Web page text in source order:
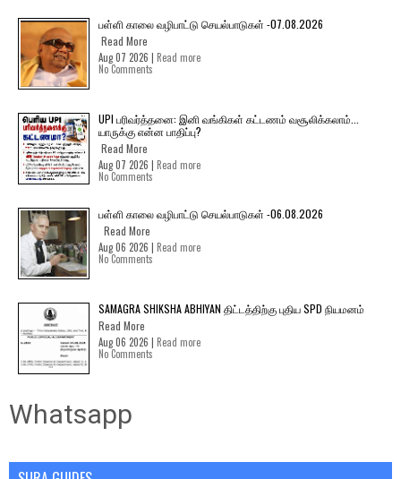
பள்ளி காலை வழிபாட்டு செயல்பாடுகள் -07.08.2026
Read More
Aug 07 2026 | Read more
No Comments
UPI பரிவர்த்தனை: இனி வங்கிகள் கட்டணம் வசூலிக்கலாம்...
யாருக்கு என்ன பாதிப்பு?
Read More
Aug 07 2026 | Read more
No Comments
பள்ளி காலை வழிபாட்டு செயல்பாடுகள் -06.08.2026
Read More
Aug 06 2026 | Read more
No Comments
SAMAGRA SHIKSHA ABHIYAN திட்டத்திற்கு புதிய SPD நியமனம்
Read More
Aug 06 2026 | Read more
No Comments
Whatsapp